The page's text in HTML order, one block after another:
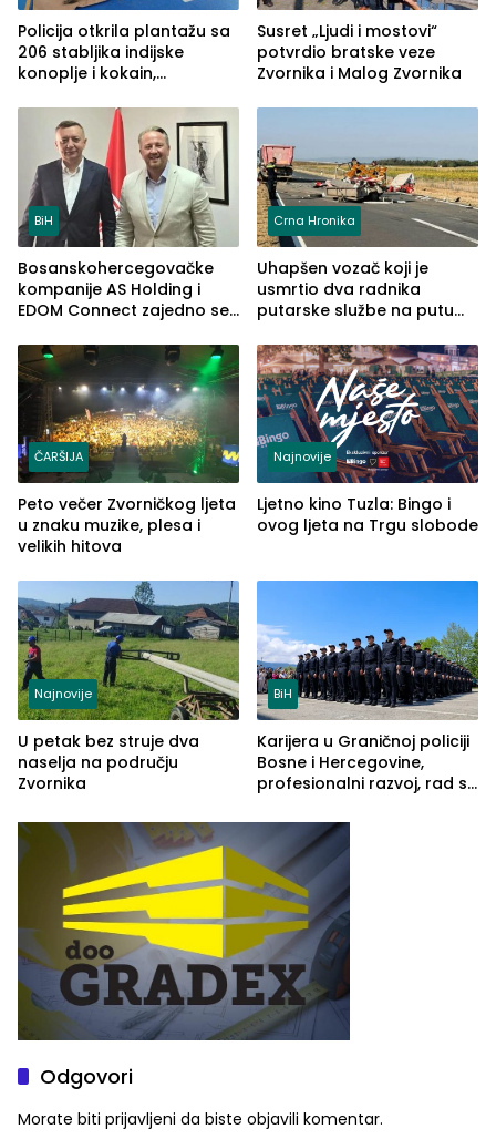
Policija otkrila plantažu sa
206 stabljika indijske
konoplje i kokain,
(FOTO)
Susret „Ljudi i mostovi“
potvrdio bratske veze
Zvornika i Malog Zvornika
BiH
Bosanskohercegovačke
kompanije AS Holding i
EDOM Connect zajedno se
Crna Hronika
Uhapšen vozač koji je
usmrtio dva radnika
putarske službe na putu
(FOTO)
ČARŠIJA
Peto večer Zvorničkog ljeta
u znaku muzike, plesa i
velikih hitova
Najnovije
Ljetno kino Tuzla: Bingo i
ovog ljeta na Trgu slobode
Najnovije
U petak bez struje dva
naselja na području
Zvornika
BiH
Karijera u Graničnoj policiji
Bosne i Hercegovine,
profesionalni razvoj, rad sa
služba građanima
Odgovori
Morate biti prijavljeni da biste objavili komentar.